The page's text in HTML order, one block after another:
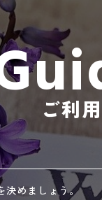
－ 遠賀事業所のブロ
－ 東郷事業所のブロ
－ 鳥栖事業所のブロ
ご利
決めましょう。